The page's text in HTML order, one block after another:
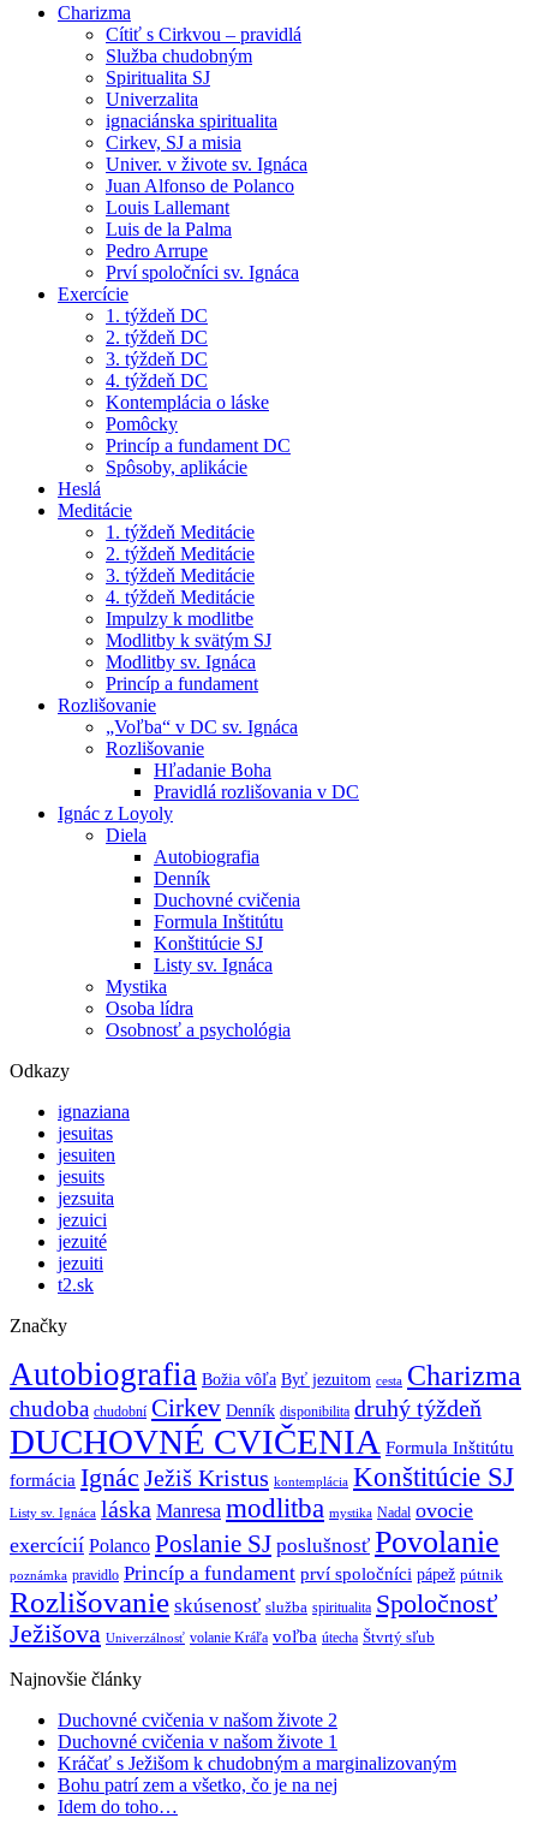
Charizma
Cítiť s Cirkvou – pravidlá
Služba chudobným
Spiritualita SJ
Univerzalita
ignaciánska spiritualita
Cirkev, SJ a misia
Univer. v živote sv. Ignáca
Juan Alfonso de Polanco
Louis Lallemant
Luis de la Palma
Pedro Arrupe
Prví spoločníci sv. Ignáca
Exercície
1. týždeň DC
2. týždeň DC
3. týždeň DC
4. týždeň DC
Kontemplácia o láske
Pomôcky
Princíp a fundament DC
Spôsoby, aplikácie
Heslá
Meditácie
1. týždeň Meditácie
2. týždeň Meditácie
3. týždeň Meditácie
4. týždeň Meditácie
Impulzy k modlitbe
Modlitby k svätým SJ
Modlitby sv. Ignáca
Princíp a fundament
Rozlišovanie
„Voľba“ v DC sv. Ignáca
Rozlišovanie
Hľadanie Boha
Pravidlá rozlišovania v DC
Ignác z Loyoly
Diela
Autobiografia
Denník
Duchovné cvičenia
Formula Inštitútu
Konštitúcie SJ
Listy sv. Ignáca
Mystika
Osoba lídra
Osobnosť a psychológia
Odkazy
ignaziana
jesuitas
jesuiten
jesuits
jezsuita
jezuici
jezuité
jezuiti
t2.sk
Značky
Autobiografia Božia vôľa Byť jezuitom cesta Charizma
chudoba chudobní Cirkev Denník disponibilita druhý týždeň
DUCHOVNÉ CVIČENIA Formula Inštitútu
formácia Ignác Ježiš Kristus kontemplácia Konštitúcie SJ
Listy sv. Ignáca láska Manresa modlitba mystika Nadal ovocie
exercícií Polanco Poslanie SJ poslušnosť Povolanie
poznámka pravidlo Princíp a fundament prví spoločníci pápež pútnik
Rozlišovanie skúsenosť služba spiritualita Spoločnosť
Ježišova Univerzálnosť volanie Kráľa voľba útecha Štvrtý sľub
Najnovšie články
Duchovné cvičenia v našom živote 2
Duchovné cvičenia v našom živote 1
Kráčať s Ježišom k chudobným a marginalizovaným
Bohu patrí zem a všetko, čo je na nej
Idem do toho…